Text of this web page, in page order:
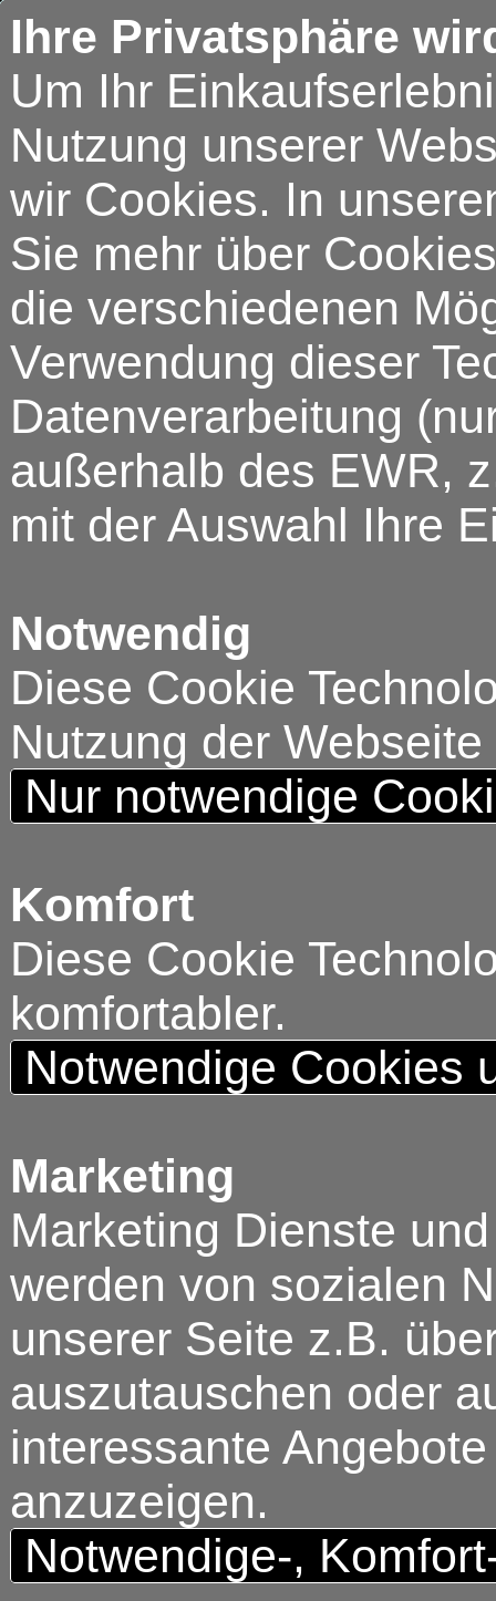
Ihre Privatsphäre
Um Ihr
Nutzung unserer
wir Cookies. In
Sie mehr über
die verschiedenen
Verwendung dieser
Datenverarbeitung
außerhalb des EWR,
mit der Auswahl Ihre
Notwendig
Diese Cookie
Nutzung der
Nur notwendige
Komfort
Diese Cookie
komfortabler.
Notwendige Cookies
Marketing
Marketing Dienste
werden von sozialen
unserer Seite z.B.
auszutauschen oder
interessante
anzuzeigen.
Notwendige-,